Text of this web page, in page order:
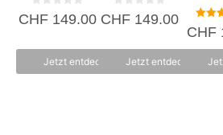
0
v
CHF149.00
Jetzt entdecken
0
v
CHF149.00
Jetzt entdecken
CHF